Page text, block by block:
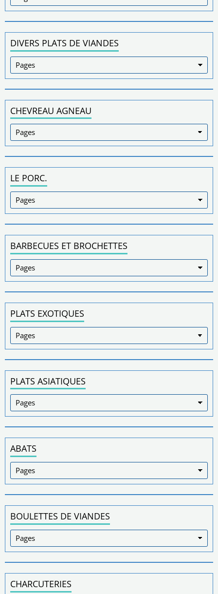
DIVERS PLATS DE VIANDES
CHEVREAU AGNEAU
LE PORC.
BARBECUES ET BROCHETTES
PLATS EXOTIQUES
PLATS ASIATIQUES
ABATS
BOULETTES DE VIANDES
CHARCUTERIES